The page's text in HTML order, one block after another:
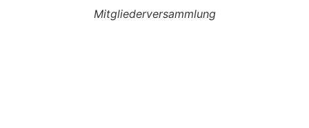
Mitgliederversammlung